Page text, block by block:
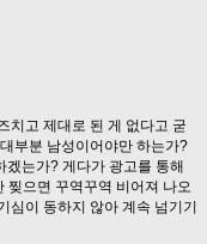
치고 제대로 된 게 없다고 굳
부분 남성이어야만 하는가?
겠는가? 게다가 광고를 통해
찢으면 꾸역꾸역 비어져 나오
심이 동하지 않아 계속 넘기기